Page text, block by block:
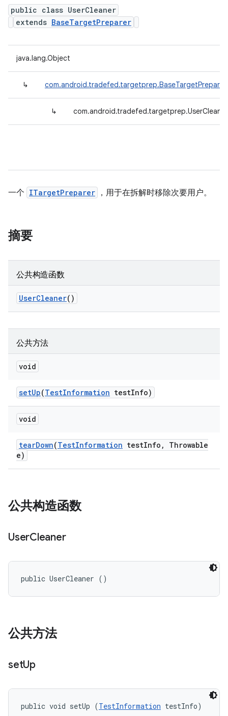
public class UserCleaner
extends BaseTargetPreparer
java.lang.Object
↳ com.android.tradefed.targetprep.BaseTargetPreparer
↳ com.android.tradefed.targetprep.UserCleaner
一个 ITargetPreparer ，用于在拆解时移除次要用户。
摘要
公共构造函数
UserCleaner()
公共方法
void
setUp(TestInformation testInfo)
void
tearDown(TestInformation testInfo ,
Throwable
e)
公共构造函数
UserCleaner
public UserCleaner ()
公共方法
setUp
public void setUp (TestInformation testInfo)